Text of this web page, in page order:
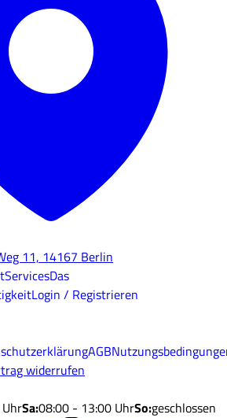
11, 14167 Berlin
ServicesDas
Login / Registrieren
AGB
widerrufen
Sa:08:00 - 13:00 UhrSo:geschlossen